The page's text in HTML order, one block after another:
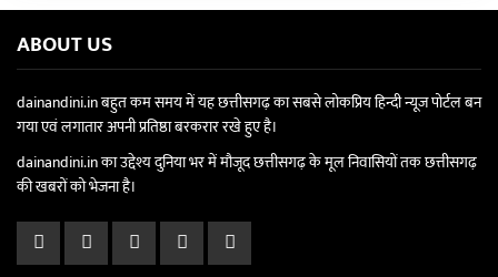
ABOUT US
dainandini.in बहुत कम समय में यह छत्तीसगढ़ का सबसे लोकप्रिय हिन्दी न्यूज पोर्टल बन
गया एवं लगातार अपनी प्रतिष्ठा बरकरार रखे हुए है।
dainandini.in का उद्देश्य दुनिया भर में मौजूद छत्तीसगढ़ के मूल निवासियों तक छत्तीसगढ़
की खबरों को भेजना है।